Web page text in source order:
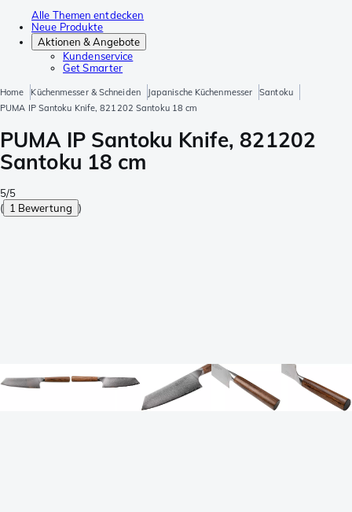
Alle Themen entdecken
Neue Produkte
Aktionen & Angebote
Kundenservice
Get Smarter
Home Küchenmesser & Schneiden Japanische Küchenmesser
Santoku
PUMA IP Santoku Knife, 821202 Santoku 18 cm
PUMA IP Santoku Knife, 821202
Santoku 18 cm
5/5
( 1 Bewertung )